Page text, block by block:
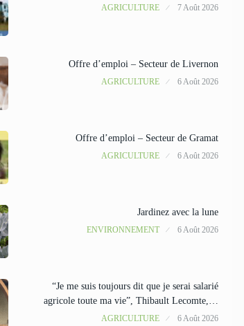
AGRICULTURE 7 Août 2026
Offre d’emploi – Secteur de Livernon
AGRICULTURE 6 Août 2026
Offre d’emploi – Secteur de Gramat
AGRICULTURE 6 Août 2026
Jardinez avec la lune
ENVIRONNEMENT 6 Août 2026
“Je me suis toujours dit que je serai salarié
agricole toute ma vie”, Thibault Lecomte,…
AGRICULTURE 6 Août 2026